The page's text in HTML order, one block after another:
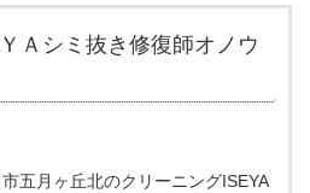
Ａシミ抜き修復師オノウ
五月ヶ丘北のクリーニングISEYA